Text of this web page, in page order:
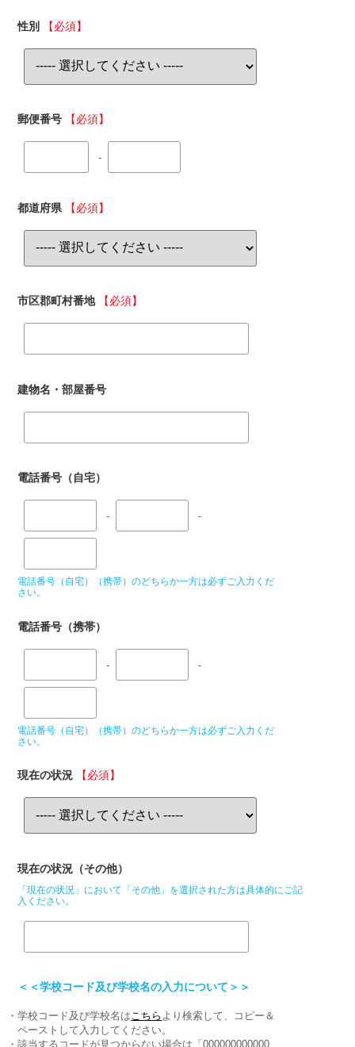
性別 【必須】
郵便番号 【必須】
-
都道府県 【必須】
市区郡町村番地 【必須】
建物名・部屋番号
電話番号（自宅）
- -
電話番号（自宅）（携帯）のどちらか一方は必ずご入力くだ
さい。
電話番号（携帯）
- -
電話番号（自宅）（携帯）のどちらか一方は必ずご入力くだ
さい。
現在の状況 【必須】
現在の状況（その他）
「現在の状況」において「その他」を選択された方は具体的にご記
入ください。
＜＜学校コード及び学校名の入力について＞＞
・学校コード及び学校名はこちら より検索して、コピー＆
ペーストして入力してください。
・該当するコードが見つからない場合は「000000000000